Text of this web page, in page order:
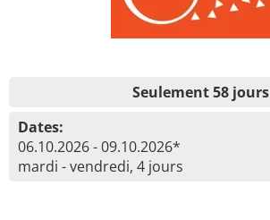
Seulement 58 jours
Dates:
06.10.2026 - 09.10.2026*
mardi - vendredi, 4 jours